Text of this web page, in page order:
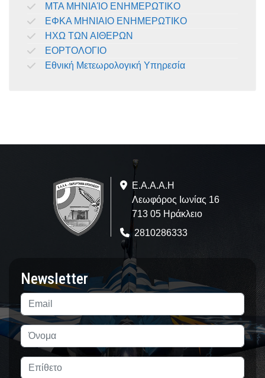
ΜΤΑ ΜΗΝΙΑΊΟ ΕΝΗΜΕΡΩΤΙΚΟ
ΕΦΚΑ ΜΗΝΙΑΙΟ ΕΝΗΜΕΡΩΤΙΚΟ
ΗΧΩ ΤΩΝ ΑΙΘΕΡΩΝ
ΕΟΡΤΟΛΟΓΙΟ
Εθνική Μετεωρολογική Υπηρεσία
Ε.A.Α.Α.Η
Λεωφόρος Ιωνίας 16
713 05 Ηράκλειο
2810286333
Newsletter